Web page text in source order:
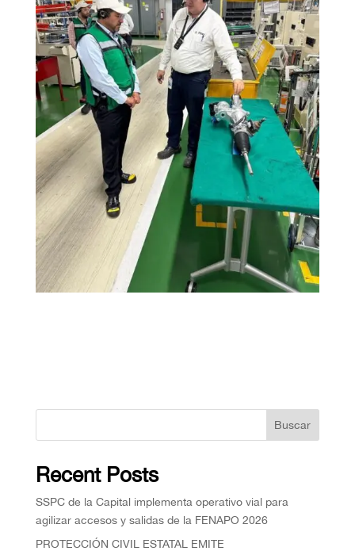
Buscar
Recent Posts
SSPC de la Capital implementa operativo vial para
agilizar accesos y salidas de la FENAPO 2026
PROTECCIÓN CIVIL ESTATAL EMITE